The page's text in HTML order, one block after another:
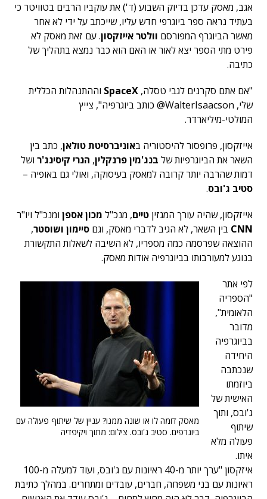
אגב, מאסק עדכן בדיוק השבוע (ד') את עוקביו הרבים בטוויטר כי
בעתיד נראה ספר ביוגרפי חדש עליו, שייכתב על ידי לא אחר
מאשר הביוגרף המפורסם וולטר אייזקסון. עם זאת מאסק לא
פירט מתי הספר יצא לאור או האם הוא כבר נמצא בתהליך של
כתיבה.
"אם אתם סקרנים לגבי טסלה, SpaceX וההתנהלות הכללית
שלי, WalterIsaacson@ כותב ביוגרפיה", צייץ
המולטי-מיליארדר.
אייזקסון, פרופסור להיסטוריה באוניברסיטת טולאן, כתב בין
השאר את הביוגרפיות של בנג'מין פרנקלין, הנרי קיסינג'ר ושל
דמות שהרבה יותר קרובה למאסק בעיסוקה, ואולי גם באופיה –
סטיב ג'ובס.
אייזקסון, שהיה עורך המגזין טיים, מנכ"ל מכון אספן ומנכ"ל ויו"ר
CNN בין השאר, לא הגיב לדברי מאסק, וגם סיימון ושוסטר,
ההוצאה שפרסמה כמה מספריו, לא השיבה לשאלות התקשורת
בנוגע למעורבותו בביוגרפיה אודות מאסק.
מאסק דומה לו או שונה ממנו? עניין של שיתוף פעולה עם
ביוגרפים. סטיב ג'ובס. צילום: מתוך ויקיפדיה
לפי אתר
"הספריה
הלאומית",
מדובר
בביוגרפיה
היחידה
שנכתבה
ביוזמתו
האישית של
ג'ובס, ותוך
שיתוף
פעולה מלא
איתו.
איזקסון "ערך יותר מ-40 ראיונות עם ג'ובס, ועוד למעלה מ-100
ראיונות עם בני משפחה, חברים, עובדים ומתחרים. במהלך כתיבת